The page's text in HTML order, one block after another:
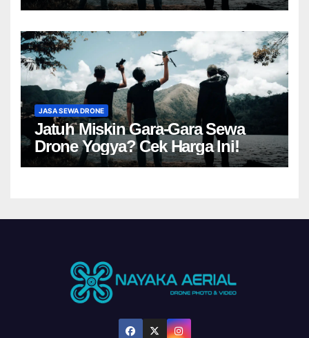
JASA SEWA DRONE
Jatuh Miskin Gara-Gara Sewa
Drone Yogya? Cek Harga Ini!